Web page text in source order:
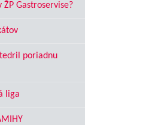
ŽP Gastroservise?
poriadnu
liga